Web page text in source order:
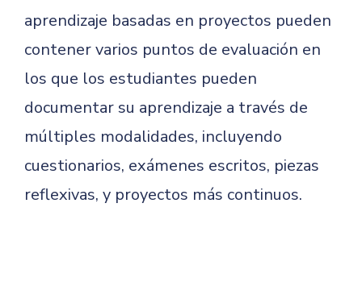
aprendizaje basadas en proyectos pueden
contener varios puntos de evaluación en
los que los estudiantes pueden
documentar su aprendizaje a través de
múltiples modalidades, incluyendo
cuestionarios, exámenes escritos, piezas
reflexivas, y proyectos más continuos.